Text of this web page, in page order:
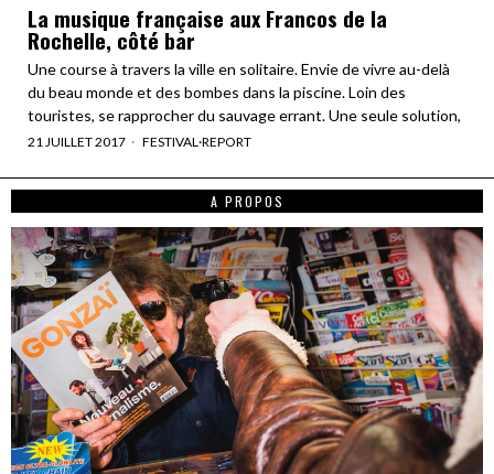
La musique française aux Francos de la
Rochelle, côté bar
Une course à travers la ville en solitaire. Envie de vivre au-delà
du beau monde et des bombes dans la piscine. Loin des
touristes, se rapprocher du sauvage errant. Une seule solution,
21 JUILLET 2017 FESTIVAL ·REPORT
A PROPOS